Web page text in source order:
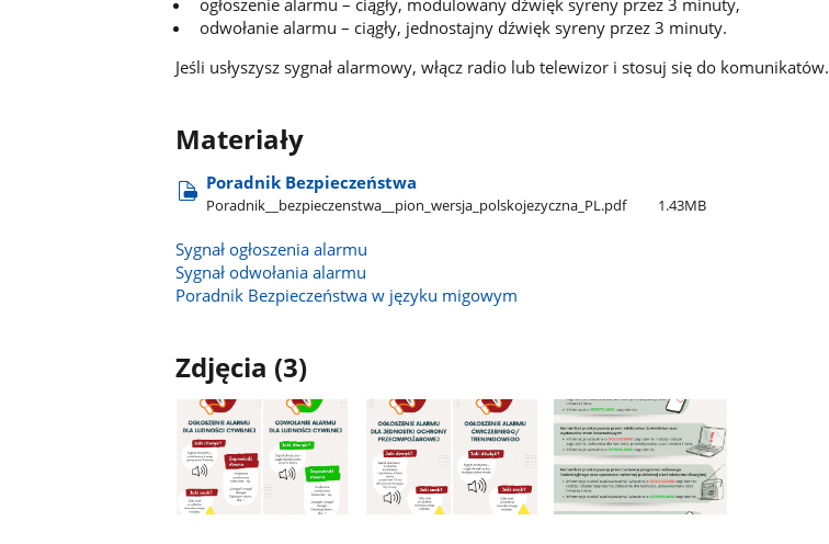
ogłoszenie alarmu – ciągły, modulowany dźwięk syreny przez 3 minuty,
odwołanie alarmu – ciągły, jednostajny dźwięk syreny przez 3 minuty.
Jeśli usłyszysz sygnał alarmowy, włącz radio lub telewizor i stosuj się do komunikatów.
Materiały
Poradnik Bezpieczeństwa
Poradnik​_​_bezpieczenstwa​_​_pion​_wersja​_polskojezyczna​_PL.pdf 1.43MB
Sygnał ogłoszenia alarmu
Sygnał odwołania alarmu
Poradnik Bezpieczeństwa w języku migowym
Zdjęcia (3)